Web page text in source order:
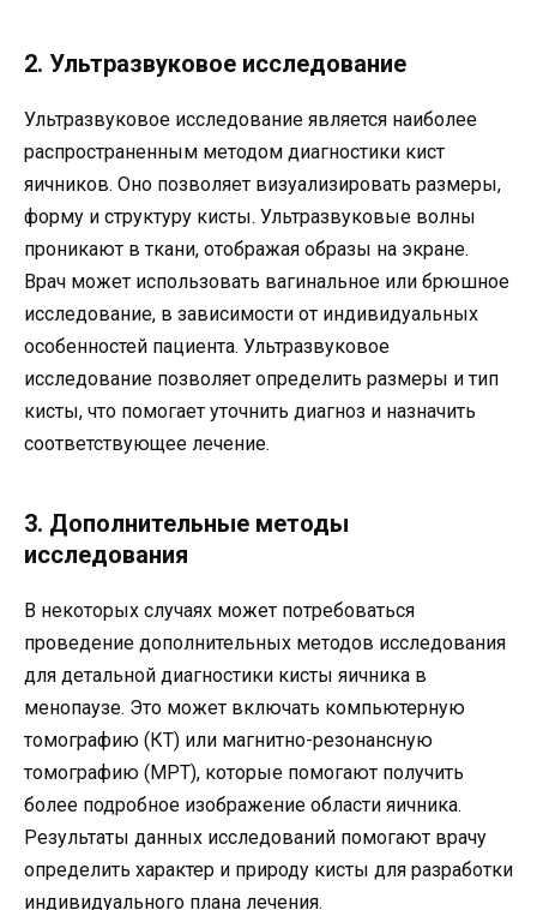
2. Ультразвуковое исследование
Ультразвуковое исследование является наиболее
распространенным методом диагностики кист
яичников. Оно позволяет визуализировать размеры,
форму и структуру кисты. Ультразвуковые волны
проникают в ткани, отображая образы на экране.
Врач может использовать вагинальное или брюшное
исследование, в зависимости от индивидуальных
особенностей пациента. Ультразвуковое
исследование позволяет определить размеры и тип
кисты, что помогает уточнить диагноз и назначить
соответствующее лечение.
3. Дополнительные методы
исследования
В некоторых случаях может потребоваться
проведение дополнительных методов исследования
для детальной диагностики кисты яичника в
менопаузе. Это может включать компьютерную
томографию (КТ) или магнитно-резонансную
томографию (МРТ), которые помогают получить
более подробное изображение области яичника.
Результаты данных исследований помогают врачу
определить характер и природу кисты для разработки
индивидуального плана лечения.